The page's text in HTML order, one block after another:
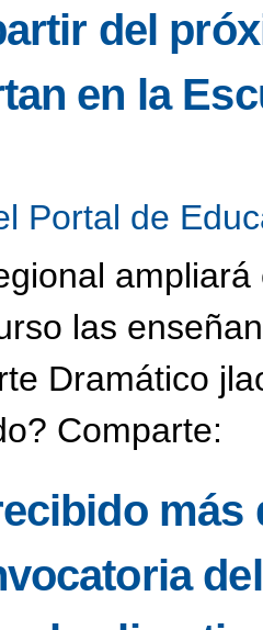
del
en la
Portal de
las
Dramático
Comparte: